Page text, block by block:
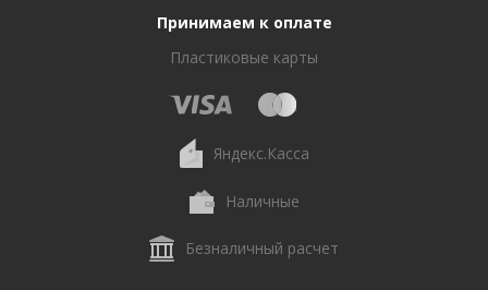
Принимаем к оплате
Пластиковые карты
Яндекс.Касса
Наличные
Безналичный расчет